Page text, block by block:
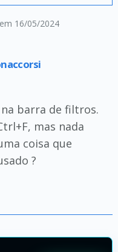
16/05/2024
barra de filtros.
mas nada
coisa que
?